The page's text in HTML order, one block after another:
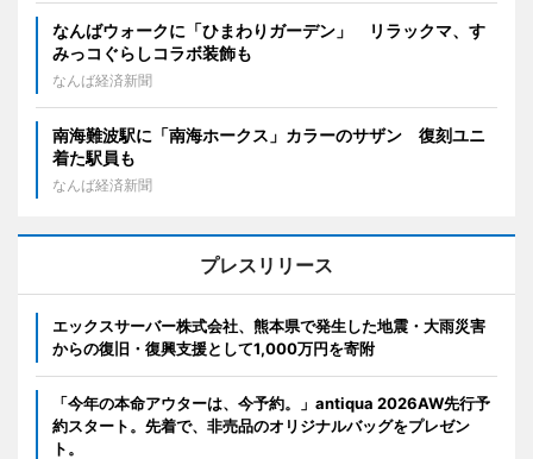
なんばウォークに「ひまわりガーデン」 リラックマ、す
みっコぐらしコラボ装飾も
なんば経済新聞
南海難波駅に「南海ホークス」カラーのサザン 復刻ユニ
着た駅員も
なんば経済新聞
プレスリリース
エックスサーバー株式会社、熊本県で発生した地震・大雨災害
からの復旧・復興支援として1,000万円を寄附
「今年の本命アウターは、今予約。」antiqua 2026AW先行予
約スタート。先着で、非売品のオリジナルバッグをプレゼン
ト。